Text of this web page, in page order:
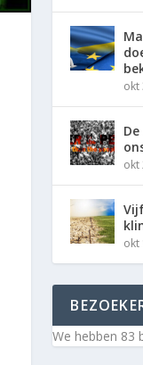
okt
okt
okt
We hebben 83